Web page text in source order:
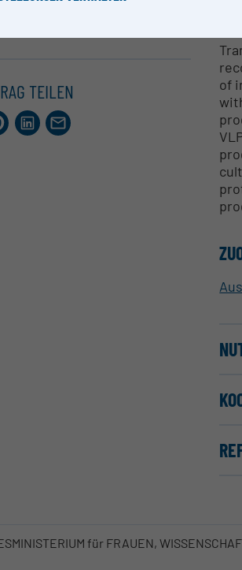
of
TEILEN
LinkedIn
E-
Mail
für FRAUEN,